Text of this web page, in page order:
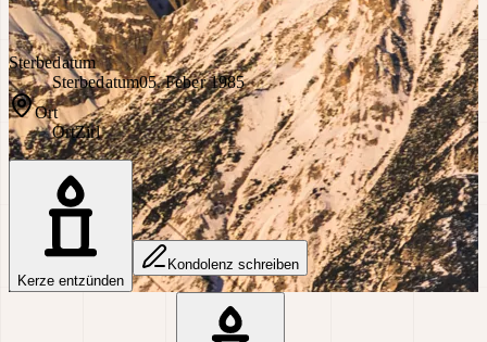
Sterbedatum
Sterbedatum05. Feber 1985
Ort
OrtZirl
Kerze entzünden
Kondolenz schreiben